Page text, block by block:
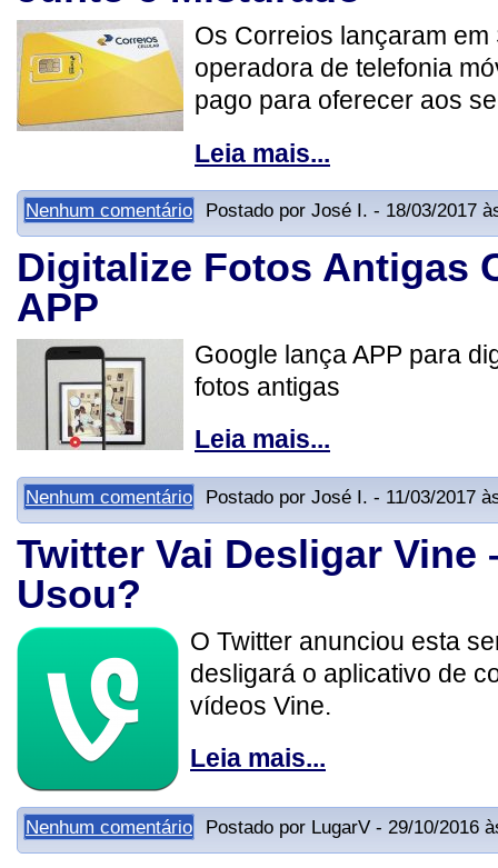
Os Correios lançaram em
operadora de telefonia
pago para oferecer aos
Leia mais...
Nenhum comentário Postado por José I. - 18/03/2017
Digitalize Fotos Antigas
APP
Google lança APP para
fotos antigas
Leia mais...
Nenhum comentário Postado por José I. - 11/03/2017
Twitter Vai Desligar Vine
Usou?
O Twitter anunciou esta
desligará o aplicativo de
vídeos Vine.
Leia mais...
Nenhum comentário Postado por LugarV - 29/10/2016